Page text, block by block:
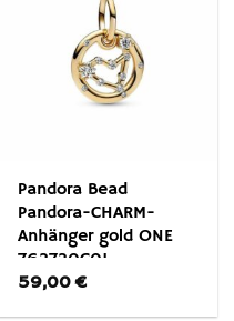
Pandora Bead
Pandora-CHARM-
Anhänger gold ONE
762720C01
59,00€